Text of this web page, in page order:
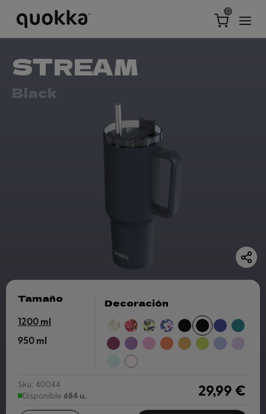
0
STREAM
Black
Tamaño
1200
950
Decoración
COTTON
PINK
FLAMBE
MATCHAFLOWER
DUSK
JET
BLACK
BLACKDUSK
BLUE
GREEN
BURGUNDYAMETHYST
PURPLE
BLOSSOM
PAPAYASAFFRON
APPLELAVENDER
PURPLE
TURQUOISE
LIGHT
Sku: 40044
Disponible 684 u. 29,99 €